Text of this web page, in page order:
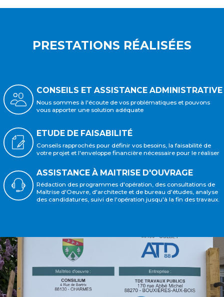
PRESTATIONS RÉALISÉES
CONSEILS ET ASSISTANCE ADMINISTRATIVE
Nous sommes à l'écoute de vos problématiques et pouvons
vous apporter une solution adéquate
ETUDE DE FAISABILITÉ
Conseils rapprochés pour définir vos besoins, la faisabilité de
votre projet et l'enveloppe financière nécessaire pour le réaliser
ASSISTANCE À MAITRISE D'OUVRAGE
Rédaction des programmes d'opération, des consultations de
Maîtrise d'Oeuvre, d'architecte et de bureau d'études, analyse
des candidatures, suivi de l'opération jusqu'à la fin des travaux.